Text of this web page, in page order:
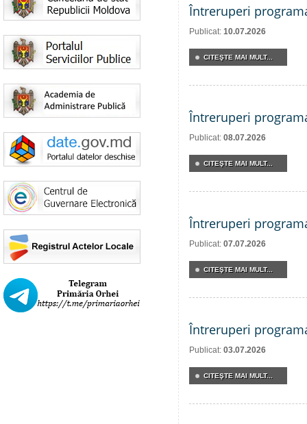
Întreruperi
Publicat: 10.07.2026
CITEŞTE MAI MULT...
Întreruperi
Publicat: 08.07.2026
CITEŞTE MAI MULT...
Întreruperi
Publicat: 07.07.2026
CITEŞTE MAI MULT...
Întreruperi
Publicat: 03.07.2026
CITEŞTE MAI MULT...